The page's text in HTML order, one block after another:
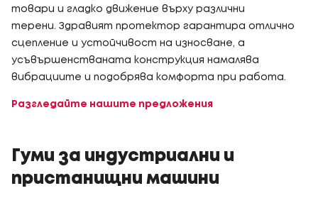
товари и гладко движение върху различни
терени. Здравият протектор гарантира отлично
сцепление и устойчивост на износване, а
усъвършенстваната конструкция намалява
вибрациите и подобрява комфорта при работа.
Разгледайте нашите предложения
Гуми за индустриални и
пристанищни машини